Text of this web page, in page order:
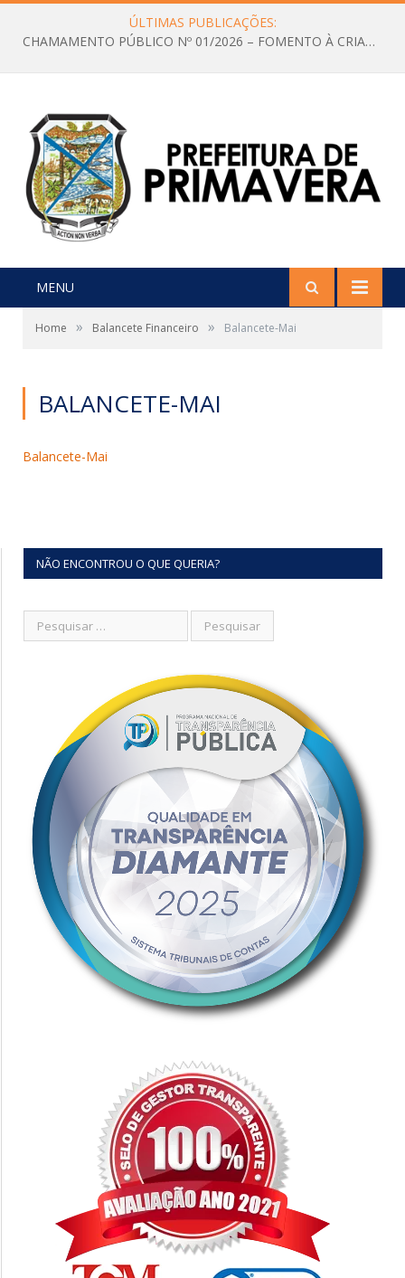
ÚLTIMAS PUBLICAÇÕES:
CHAMAMENTO PÚBLICO Nº 01/2026 – FOMENTO À CRIAÇÃO E A CIRCULAÇÃO DE PRODUÇÕES CULTURAIS – Aldir Blanc
MENU
Home » Balancete Financeiro » Balancete-Mai
BALANCETE-MAI
Balancete-Mai
NÃO ENCONTROU O QUE QUERIA?